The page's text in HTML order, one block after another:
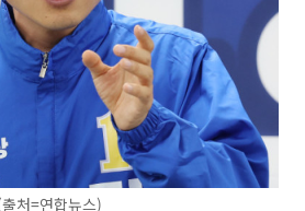
처=연합뉴스)